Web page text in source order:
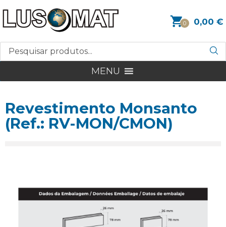
0 0,00 €
MENU
Revestimento Monsanto
(Ref.: RV-MON/CMON)